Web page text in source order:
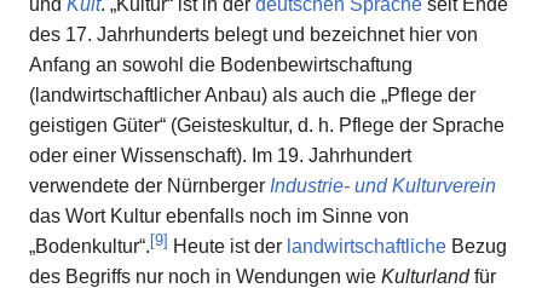
des 17. Jahrhunderts belegt und bezeichnet hier von
Anfang an sowohl die Bodenbewirtschaftung
(landwirtschaftlicher Anbau) als auch die „Pflege der
geistigen Güter“ (Geisteskultur, d. h. Pflege der Sprache
oder einer Wissenschaft). Im 19. Jahrhundert
verwendete der Nürnberger Industrie- und Kulturverein
das Wort Kultur ebenfalls noch im Sinne von
„Bodenkultur“.[9] Heute ist der landwirtschaftliche Bezug
des Begriffs nur noch in Wendungen wie Kulturlandfür